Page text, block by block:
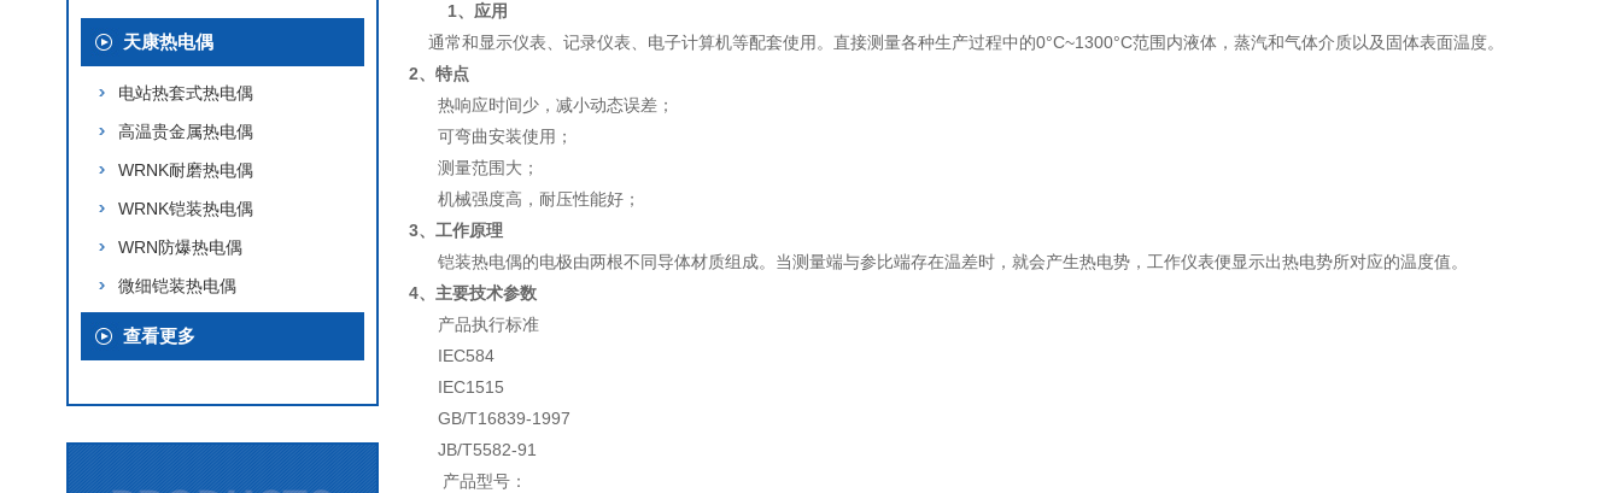
天康热电偶
电站热套式热电偶
高温贵金属热电偶
WRNK耐磨热电偶
WRNK铠装热电偶
WRN防爆热电偶
微细铠装热电偶
查看更多
1、应用
通常和显示仪表、记录仪表、电子计算机等配套使用。直接测量各种生产过程中的0°C~1300°C范围内液体，蒸汽和气体介质以及固体表面温度。
2、特点
热响应时间少，减小动态误差；
可弯曲安装使用；
测量范围大；
机械强度高，耐压性能好；
3、工作原理
铠装热电偶的电极由两根不同导体材质组成。当测量端与参比端存在温差时，就会产生热电势，工作仪表便显示出热电势所对应的温度值。
4、主要技术参数
产品执行标准
IEC584
IEC1515
GB/T16839-1997
JB/T5582-91
产品型号：